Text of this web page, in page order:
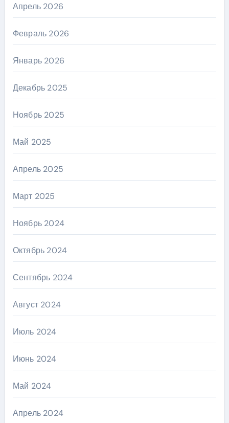
Апрель 2026
Февраль 2026
Январь 2026
Декабрь 2025
Ноябрь 2025
Май 2025
Апрель 2025
Март 2025
Ноябрь 2024
Октябрь 2024
Сентябрь 2024
Август 2024
Июль 2024
Июнь 2024
Май 2024
Апрель 2024